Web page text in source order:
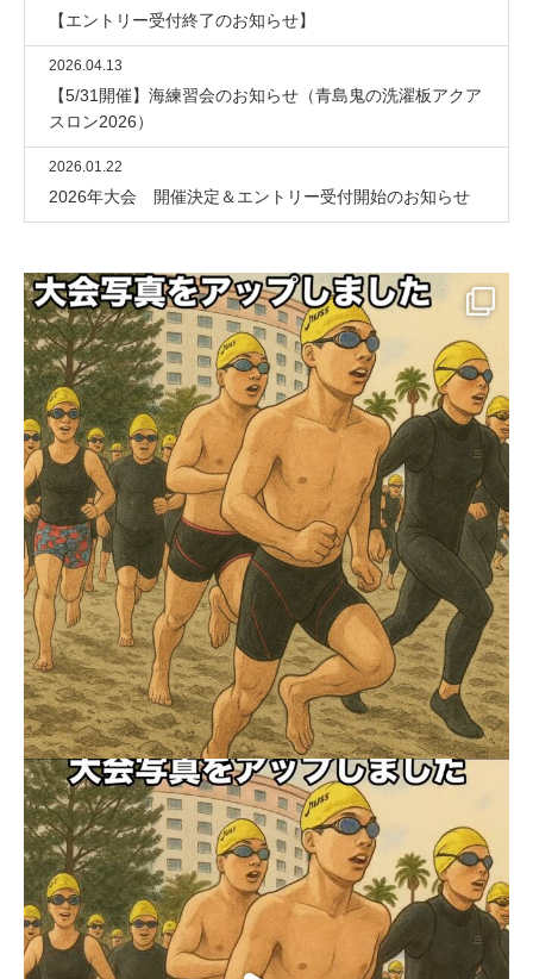
【エントリー受付終了のお知らせ】
2026.04.13
【5/31開催】海練習会のお知らせ（青島鬼の洗濯板アクア
スロン2026）
2026.01.22
2026年大会 開催決定＆エントリー受付開始のお知らせ